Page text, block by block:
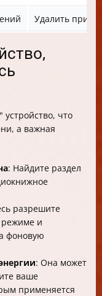
Удалить
что
а важная
: Найдите раздел
разрешите
и
фоновую
: Она может
ваше
применяется